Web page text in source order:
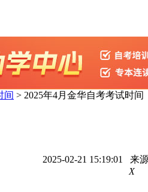
间 > 2025年4月金华自考考试时间
2025-02-21 15:19:01 来
X